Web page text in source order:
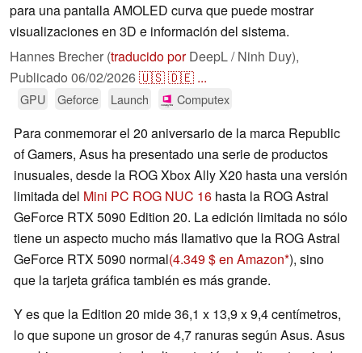
para una pantalla AMOLED curva que puede mostrar
visualizaciones en 3D e información del sistema.
Hannes Brecher (traducido porDeepL / Ninh Duy),
Publicado 06/02/2026🇺🇸🇩🇪 ...
GPU Geforce Launch Computex
Para conmemorar el 20 aniversario de la marca Republic
of Gamers, Asus ha presentado una serie de productos
inusuales, desde la ROG Xbox Ally X20 hasta una versión
limitada del Mini PC ROG NUC 16 hasta la ROG Astral
GeForce RTX 5090 Edition 20. La edición limitada no sólo
tiene un aspecto mucho más llamativo que la ROG Astral
GeForce RTX 5090 normal(4.349 $ en Amazon ), sino
que la tarjeta gráfica también es más grande.
Y es que la Edition 20 mide 36,1 x 13,9 x 9,4 centímetros,
lo que supone un grosor de 4,7 ranuras según Asus. Asus